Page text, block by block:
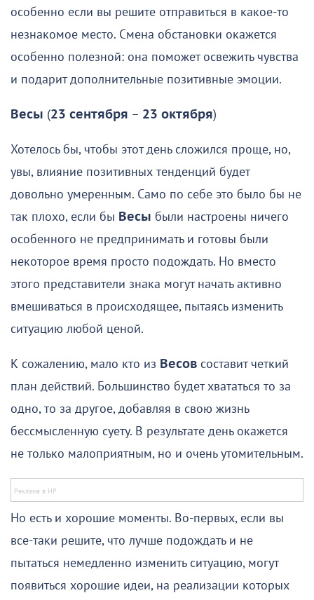
особенно если вы решите отправиться в какое-то
незнакомое место. Смена обстановки окажется
особенно полезной: она поможет освежить чувства
и подарит дополнительные позитивные эмоции.
Весы (23 сентября – 23 октября)
Хотелось бы, чтобы этот день сложился проще, но,
увы, влияние позитивных тенденций будет
довольно умеренным. Само по себе это было бы не
так плохо, если бы Весы были настроены ничего
особенного не предпринимать и готовы были
некоторое время просто подождать. Но вместо
этого представители знака могут начать активно
вмешиваться в происходящее, пытаясь изменить
ситуацию любой ценой.
К сожалению, мало кто из Весов составит четкий
план действий. Большинство будет хвататься то за
одно, то за другое, добавляя в свою жизнь
бессмысленную суету. В результате день окажется
не только малоприятным, но и очень утомительным.
Но есть и хорошие моменты. Во-первых, если вы
все-таки решите, что лучше подождать и не
пытаться немедленно изменить ситуацию, могут
появиться хорошие идеи, на реализации которых